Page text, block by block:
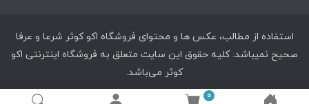
0
استفاده از مطالب، عکس ها و محتوای فروشگاه اکو کوثر شرعا و عرفا
صحیح نمیباشد. کلیه حقوق این سایت متعلق به فروشگاه اینترنتی اکو
کوثر می‌باشد.